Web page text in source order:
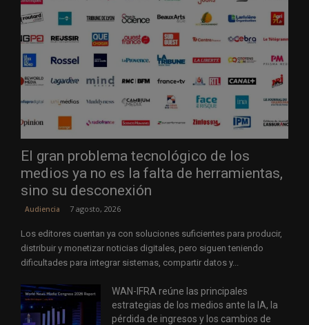
El gran problema tecnológico de los
medios ya no es la falta de herramientas,
sino su desconexión
Audiencia 7 agosto, 2026
Los editores cuentan ya con soluciones suficientes para producir,
distribuir y monetizar noticias digitales, pero siguen teniendo
dificultades para integrar sistemas, compartir datos y...
WAN-IFRA reúne las principales
estrategias de los medios ante la IA, la
pérdida de ingresos y los cambios de